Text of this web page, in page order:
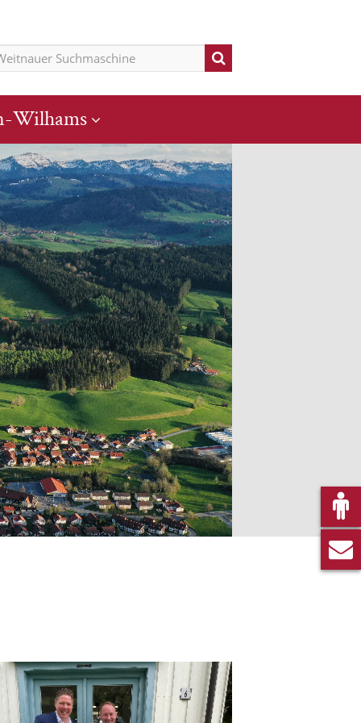
Wilhams